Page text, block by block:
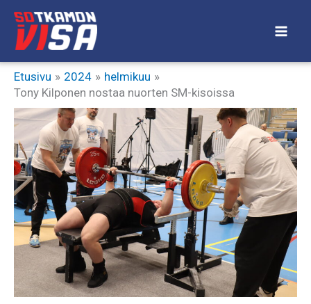
Siirry
sisältöön
Etusivu 2024
helmikuu
Tony Kilponen nostaa nuorten SM-kisoissa